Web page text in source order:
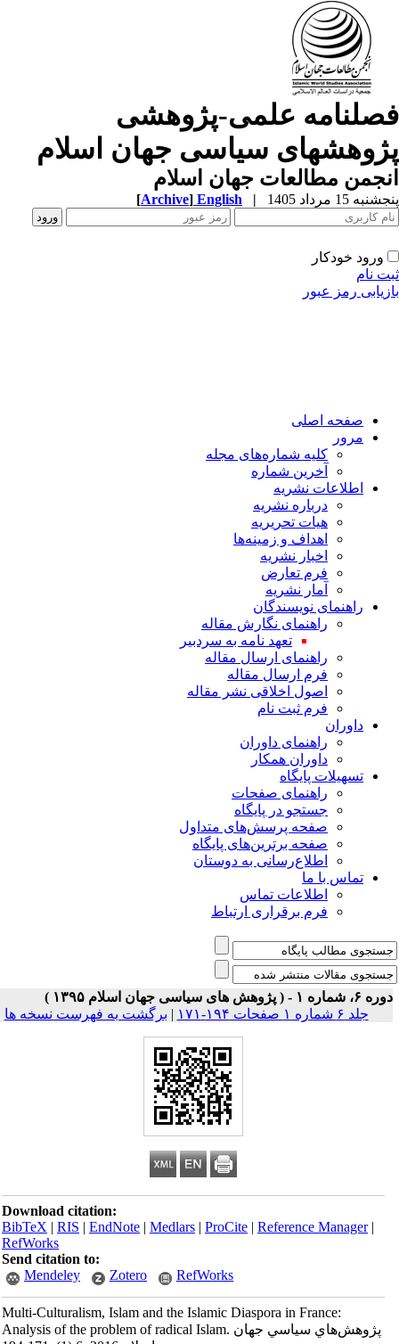
علمی-پژوهشی
سیاسی جهان اسلام
مطالعات جهان اسلام
15 مرداد 1405 |
English
[Archive]
ورود خودکار
نام
رمز عبور
صفحه اصلی
مرور
کلیه شماره‌های مجله
آخرین شماره
اطلاعات نشریه
درباره نشریه
هیات تحریریه
اهداف و زمینه‌ها
اخبار نشریه
فرم تعارض
آمار نشریه
راهنمای نویسندگان
راهنمای نگارش مقاله
تعهد نامه به سردبیر
راهنمای ارسال مقاله
فرم ارسال مقاله
اصول اخلاقی نشر مقاله
فرم ثبت نام
داوران
راهنمای داوران
داوران همکار
تسهیلات پایگاه
راهنمای صفحات
جستجو در پایگاه
صفحه پرسش‌های متداول
صفحه برترین‌های پایگاه
اطلاع‌رسانی به دوستان
تماس با ما
اطلاعات تماس
فرم برقراری ارتباط
۱ - ( پژوهش های سیاسی جهان اسلام ۱۳۹۵ )
جلد ۶ شماره ۱ صفحات ۱۹۴-۱۷۱
| برگشت به فهرست نسخه ها
Download citation:
BibTeX|RIS|EndNote|Medlars|ProCite|Reference Manager
RefWorks
Send citation to:
Mendeley
Zotero RefWorks
Multi-Culturalism, Islam and the Islamic Diaspora in France:
Analysis of the problem of radical Islam. پژوهش‌هاي سياسي جهان